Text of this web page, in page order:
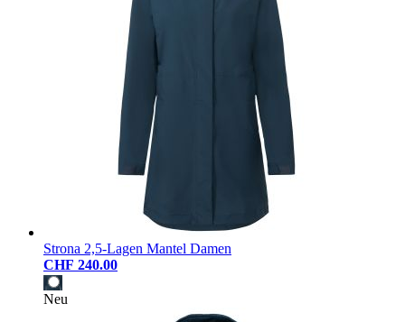
Strona 2,5-Lagen Mantel Damen
CHF 240.00
Neu